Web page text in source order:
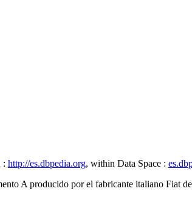
: http://es.dbpedia.org, within Data Space :
A producido por el fabricante italiano Fiat